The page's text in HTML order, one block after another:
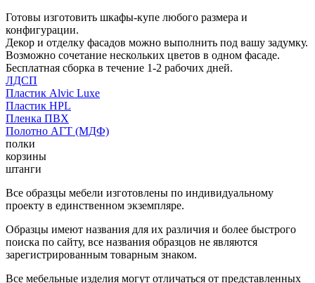
Готовы изготовить шкафы-купе любого размера и
конфигурации.
Декор и отделку фасадов можно выполнить под вашу задумку.
Возможно сочетание нескольких цветов в одном фасаде.
Бесплатная сборка в течение 1-2 рабочих дней.
ЛДСП
Пластик Alvic Luxe
Пластик HPL
Пленка ПВХ
Полотно АГТ (МДФ)
полки
корзины
штанги
Все образцы мебели изготовлены по индивидуальному
проекту в единственном экземпляре.
Образцы имеют названия для их различия и более быстрого
поиска по сайту, все названия образцов не являются
зарегистрированным товарным знаком.
Все мебельные изделия могут отличаться от представленных